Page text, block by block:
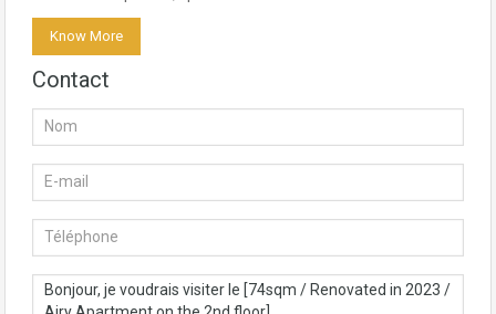
Know More
Contact